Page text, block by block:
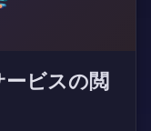
ビスの閲